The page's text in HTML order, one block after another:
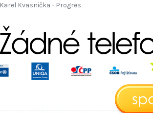
Karel Kvasnička - Progres